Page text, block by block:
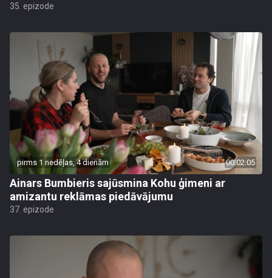
35. epizode
pirms 1 nedēļas, 4 dienām 00:02:05
Ainars Bumbieris sajūsmina Kohu ģimeni ar
amizantu reklāmas piedāvājumu
37. epizode